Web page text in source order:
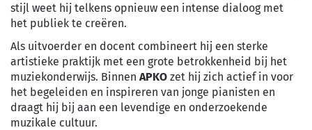
stijl weet hij telkens opnieuw een intense dialoog met
het publiek te creëren.
Als uitvoerder en docent combineert hij een sterke
artistieke praktijk met een grote betrokkenheid bij het
muziekonderwijs. Binnen APKO zet hij zich actief in voor
het begeleiden en inspireren van jonge pianisten en
draagt hij bij aan een levendige en onderzoekende
muzikale cultuur.